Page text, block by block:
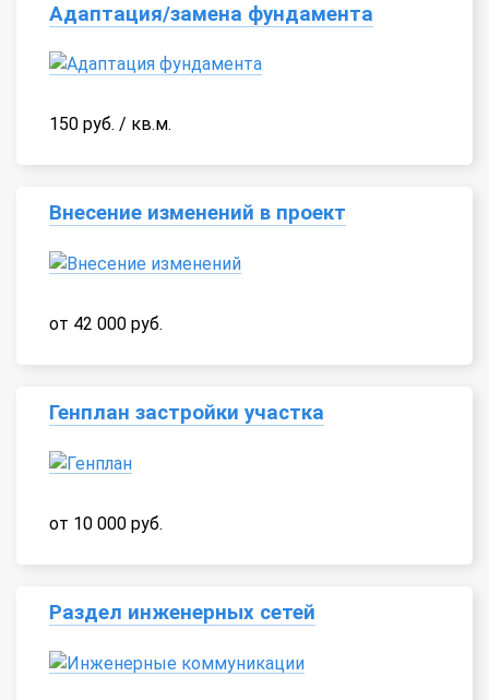
Адаптация/замена фундамента
150 руб. / кв.м.
Внесение изменений в проект
от 42 000 руб.
Генплан застройки участка
от 10 000 руб.
Раздел инженерных сетей